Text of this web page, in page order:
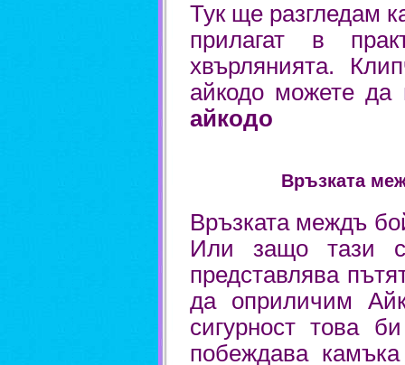
Тук ще разгледам
прилагат в
хвърлянията.
айкодо можете
айкодо
Връзката
Връзката междъ
Или защо тази
представлява
да оприличим
сигурност това
побеждава